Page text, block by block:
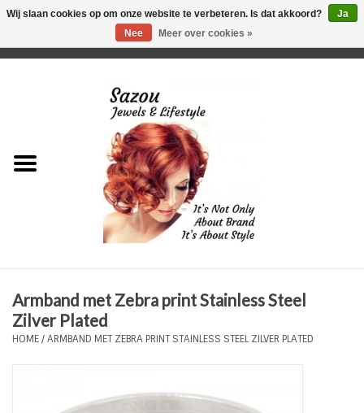
Just for Him
Plus Size Sieraden
Tassen en meer
Armband met Zebra print Stainless Steel
Zilver Plated
HOME/ARMBAND MET ZEBRA PRINT STAINLESS STEEL ZILVER PLATED
Wij slaan cookies op om onze website te verbeteren. Is dat akkoord?
Ja
Nee
Meer over cookies »